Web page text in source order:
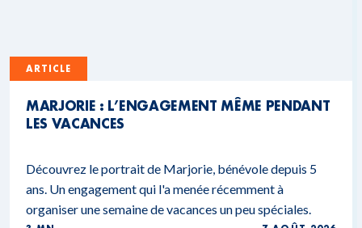
ARTICLE
MARJORIE : L’ENGAGEMENT MÊME PENDANT
LES VACANCES
Découvrez le portrait de Marjorie, bénévole depuis 5
ans. Un engagement qui l'a menée récemment à
organiser une semaine de vacances un peu spéciales.